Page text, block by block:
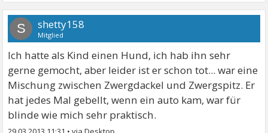
S shetty158
Mitglied
Ich hatte als Kind einen Hund, ich hab ihn sehr
gerne gemocht, aber leider ist er schon tot... war eine
Mischung zwischen Zwergdackel und Zwergspitz. Er
hat jedes Mal gebellt, wenn ein auto kam, war für
blinde wie mich sehr praktisch.